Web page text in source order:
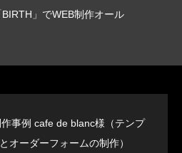
」でWEB制作オール
事例 cafe de blanc様（テンプ
オーダーフォームの制作）